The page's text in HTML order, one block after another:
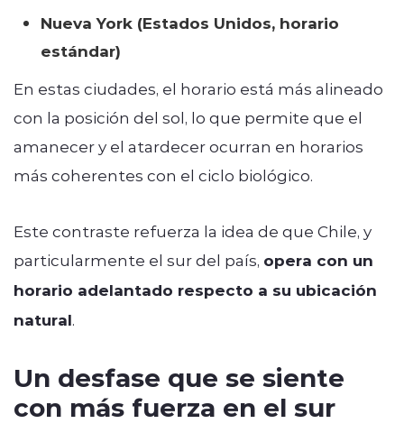
Nueva York (Estados Unidos, horario
estándar)
En estas ciudades, el horario está más alineado
con la posición del sol, lo que permite que el
amanecer y el atardecer ocurran en horarios
más coherentes con el ciclo biológico.
Este contraste refuerza la idea de que Chile, y
particularmente el sur del país, opera con un
horario adelantado respecto a su ubicación
natural.
Un desfase que se siente
con más fuerza en el sur